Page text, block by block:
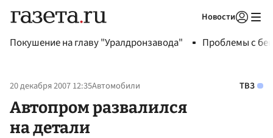
Новости
Покушение на главу "Уралдронзавода" Проблемы с
20 декабря 2007 12:35Автомобили ТВЗ
Автопром развалился
на детали